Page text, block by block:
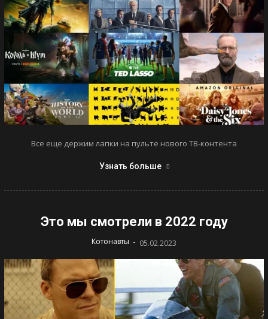
Все еще держим лапки на пульте нового ТВ-контента
Узнать больше
Это мы смотрели в 2022 году
Котонавты - 05.02.2023